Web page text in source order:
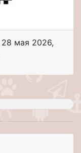
28 мая 2026,